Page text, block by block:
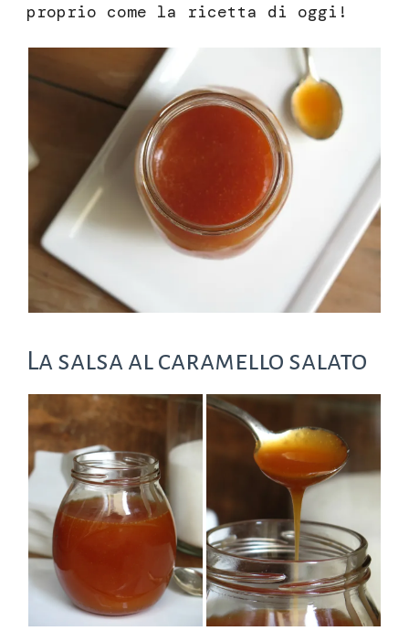
proprio come la ricetta di oggi!
La salsa al caramello salato